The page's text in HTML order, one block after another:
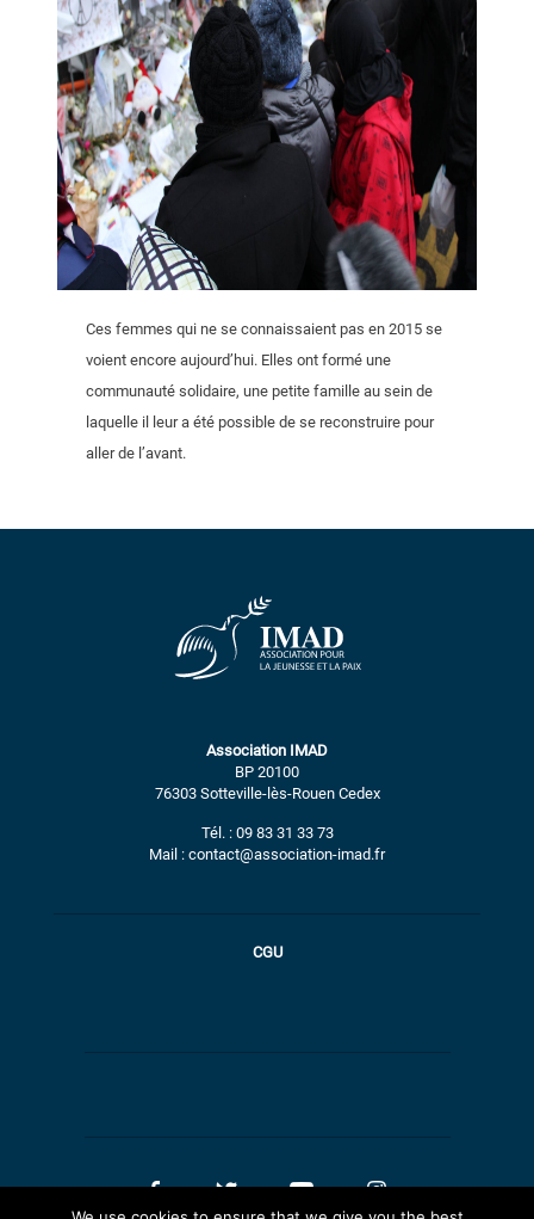
Ces femmes qui ne se connaissaient pas en 2015 se
voient encore aujourd’hui. Elles ont formé une
communauté solidaire, une petite famille au sein de
laquelle il leur a été possible de se reconstruire pour
aller de l’avant.
Association IMAD
BP 20100
76303 Sotteville-lès-Rouen Cedex
Tél. : 09 83 31 33 73
Mail : contact@association-imad.fr
CGU